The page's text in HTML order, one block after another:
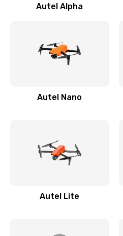
Autel Alpha
Autel Nano
Autel Lite